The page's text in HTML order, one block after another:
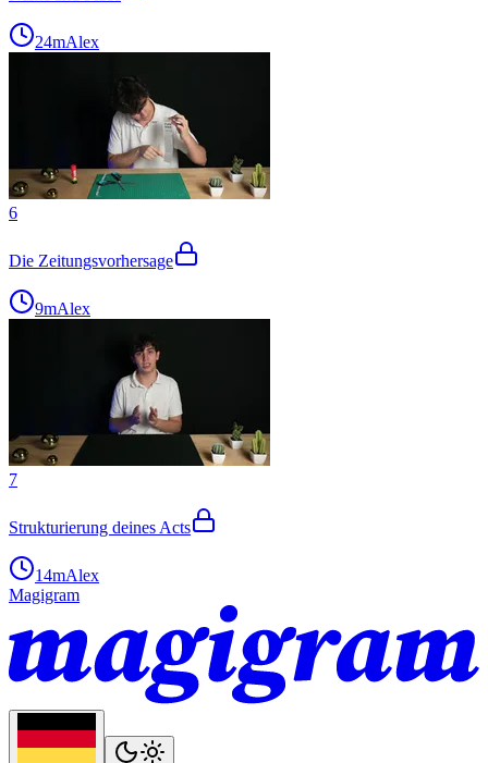
24mAlex
6
Die Zeitungsvorhersage
9mAlex
7
Strukturierung deines Acts
14mAlex
Magigram